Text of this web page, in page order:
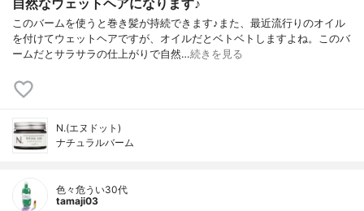
自然なウェットヘアになります♪
このバームを使うと巻き髪が持続できます♪また、最近流行りのオイル
を付けてウェットヘアですが、オイルだとベトベトしますよね。このバ
ームだとサラサラの仕上がりで自然…続きを見る
N.(エヌドット)
ナチュラルバーム
色々危うい30代
tamaji03